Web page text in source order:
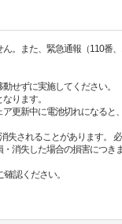
。また、緊急通報（110番
せずに実施してください。
ります。
更新中に電池切れになると
失されることがあります。
消失した場合の損害につき
確認ください。